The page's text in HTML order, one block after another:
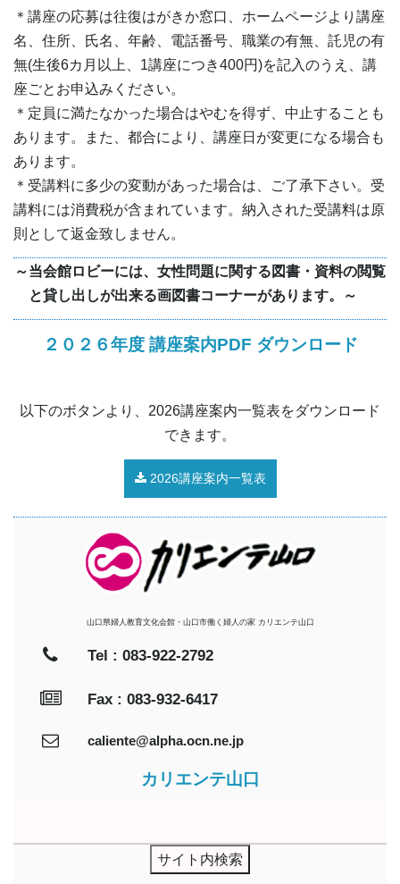
＊講座の応募は往復はがきか窓口、ホームページより講座
名、住所、氏名、年齢、電話番号、職業の有無、託児の有
無(生後6カ月以上、1講座につき400円)を記入のうえ、講
座ごとお申込みください。
＊定員に満たなかった場合はやむを得ず、中止することも
あります。また、都合により、講座日が変更になる場合も
あります。
＊受講料に多少の変動があった場合は、ご了承下さい。受
講料には消費税が含まれています。納入された受講料は原
則として返金致しません。
～当会館ロビーには、女性問題に関する図書・資料の閲覧
と貸し出しが出来る画図書コーナーがあります。～
２０２６年度 講座案内PDF ダウンロード
以下のボタンより、2026講座案内一覧表をダウンロード
できます。
2026講座案内一覧表
山口県婦人教育文化会館・山口市働く婦人の家 カリエンテ山口
Tel : 083-922-2792
Fax : 083-932-6417
caliente@alpha.ocn.ne.jp
カリエンテ山口